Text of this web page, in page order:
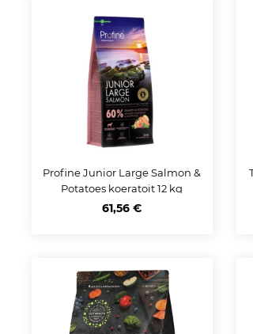
Profine Junior Large Salmon &
Potatoes koeratoit 12 kg
61,56 €